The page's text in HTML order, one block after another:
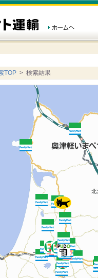
TOP > 検索結果